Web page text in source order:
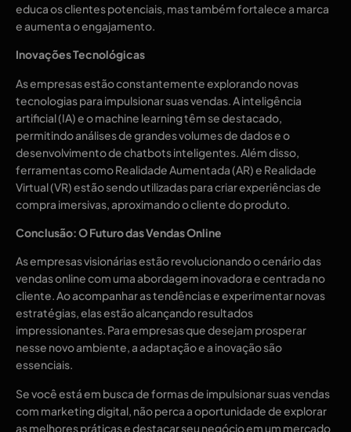
educa os clientes potenciais, mas também fortalece a marca
e aumenta o engajamento.
Inovações Tecnológicas
As empresas estão constantemente explorando novas
tecnologias para impulsionar suas vendas. A inteligência
artificial (IA) e o machine learning têm se destacado,
permitindo análises de grandes volumes de dados e o
desenvolvimento de chatbots inteligentes. Além disso,
ferramentas como Realidade Aumentada (AR) e Realidade
Virtual (VR) estão sendo utilizadas para criar experiências de
compra imersivas, aproximando o cliente do produto.
Conclusão: O Futuro das Vendas Online
As empresas visionárias estão revolucionando o cenário das
vendas online com uma abordagem inovadora e centrada no
cliente. Ao acompanhar as tendências e experimentar novas
estratégias, elas estão alcançando resultados
impressionantes. Para empresas que desejam prosperar
nesse novo ambiente, a adaptação e a inovação são
essenciais.
Se você está em busca de formas de impulsionar suas vendas
com marketing digital, não perca a oportunidade de explorar
as melhores práticas e destacar seu negócio em um mercado